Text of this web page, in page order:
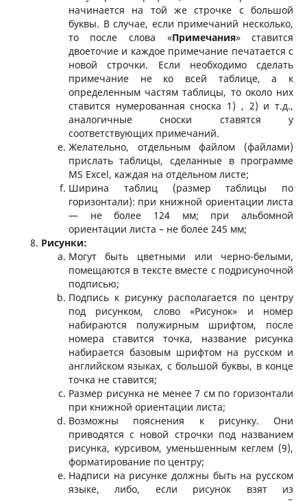
начинается на той же строчке с большой
буквы. В случае, если примечаний несколько,
то после слова «Примечания» ставится
двоеточие и каждое примечание печатается с
новой строчки. Если необходимо сделать
примечание не ко всей таблице, а к
определенным частям таблицы, то около них
ставится нумерованная сноска 1) , 2) и т.д.,
аналогичные сноски ставятся у
соответствующих примечаний.
Желательно, отдельным файлом (файлами)
прислать таблицы, сделанные в программе
MS Excel, каждая на отдельном листе;
Ширина таблиц (размер таблицы по
горизонтали): при книжной ориентации листа
— не более 124 мм; при альбомной
ориентации листа – не более 245 мм;
Рисунки:
Могут быть цветными или черно-белыми,
помещаются в тексте вместе с подрисуночной
подписью;
Подпись к рисунку располагается по центру
под рисунком, слово «Рисунок» и номер
набираются полужирным шрифтом, после
номера ставится точка, название рисунка
набирается базовым шрифтом на русском и
английском языках, с большой буквы, в конце
точка не ставится;
Размер рисунка не менее 7 см по горизонтали
при книжной ориентации листа;
Возможны пояснения к рисунку. Они
приводятся с новой строчки под названием
рисунка, курсивом, уменьшенным кеглем (9),
форматирование по центру;
Надписи на рисунке должны быть на русском
языке, либо, если рисунок взят из